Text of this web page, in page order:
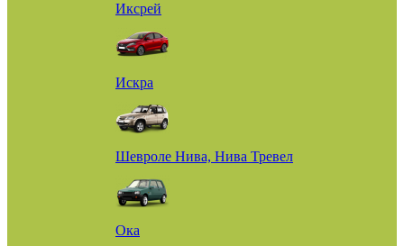
Иксрей
Искра
Шевроле Нива, Нива Тревел
Ока